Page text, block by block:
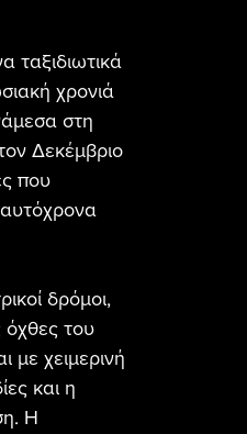
ταξιδιωτικά
χρονιά
στη
Δεκέμβριο
που
δρόμοι,
όχθες του
με χειμερινή
και η
Η